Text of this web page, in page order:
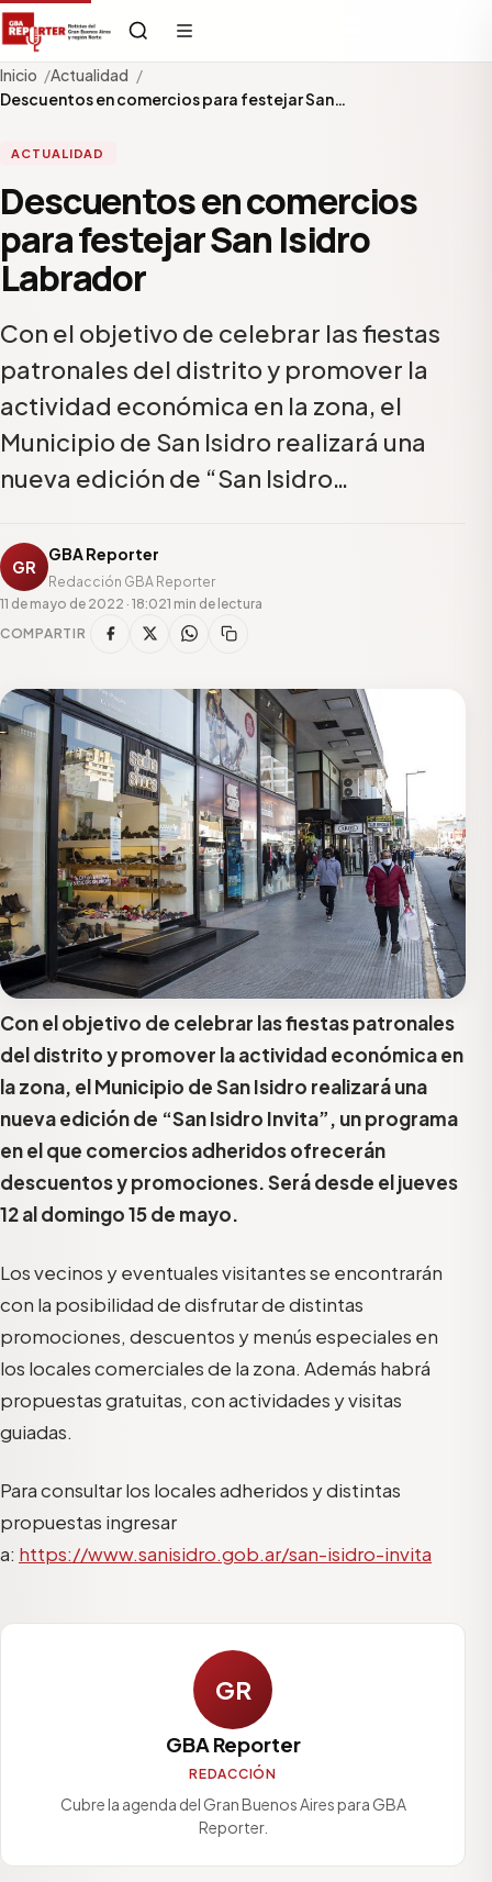
Inicio
Actualidad
Descuentos en comercios para festejar San…
ACTUALIDAD
Descuentos en comercios
para festejar San Isidro
Labrador
Con el objetivo de celebrar las fiestas
patronales del distrito y promover la
actividad económica en la zona, el
Municipio de San Isidro realizará una
nueva edición de “San Isidro…
GR
GBA Reporter
Redacción GBA Reporter
11 de mayo de 2022 · 18:021 min de lectura
COMPARTIR
Con el objetivo de celebrar las fiestas patronales
del distrito y promover la actividad económica en
la zona, el Municipio de San Isidro realizará una
nueva edición de “San Isidro Invita”, un programa
en el que comercios adheridos ofrecerán
descuentos y promociones. Será desde el jueves
12 al domingo 15 de mayo.
Los vecinos y eventuales visitantes se encontrarán
con la posibilidad de disfrutar de distintas
promociones, descuentos y menús especiales en
los locales comerciales de la zona. Además habrá
propuestas gratuitas, con actividades y visitas
guiadas.
Para consultar los locales adheridos y distintas
propuestas ingresar
a: https://www.sanisidro.gob.ar/san-isidro-invita
GR
GBA Reporter
REDACCIÓN
Cubre la agenda del Gran Buenos Aires para GBA
Reporter.